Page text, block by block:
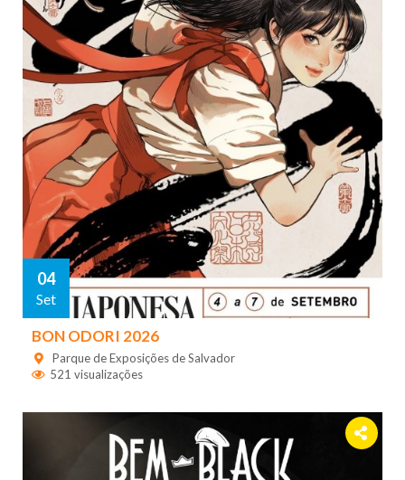
04
Set
BON ODORI 2026
Parque de Exposições de Salvador
521 visualizações